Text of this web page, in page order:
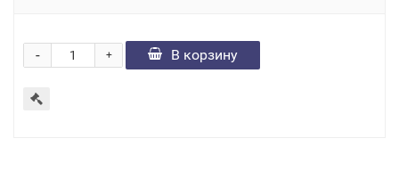
+
- В корзину